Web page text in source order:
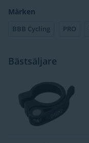
Märken
BBB Cycling PRO
Bästsäljare